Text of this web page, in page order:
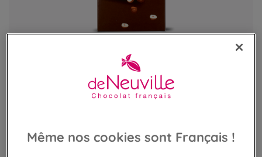
Maxi tablette Bio noir 70% - Noisettes
Chocolat noir bio aux noisettes
Même nos cookies sont Français !